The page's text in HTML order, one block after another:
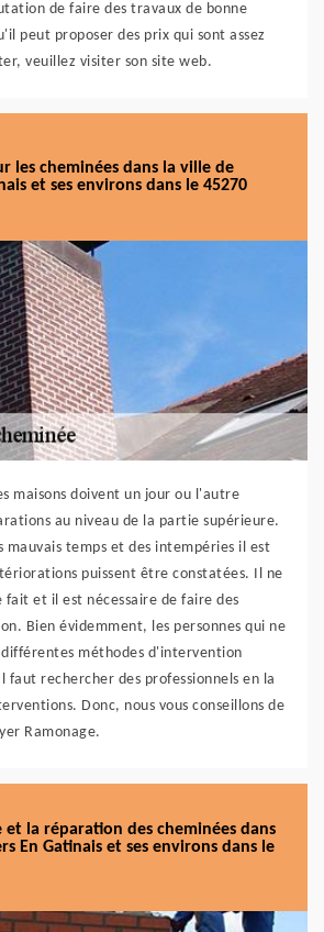
de faire des travaux de bonne
peut proposer des prix qui sont assez
veuillez visiter son site web.
les cheminées dans la ville de
et ses environs dans le 45270
maisons doivent un jour ou l'autre
au niveau de la partie supérieure.
mauvais temps et des intempéries il est
puissent être constatées. Il ne
fait et il est nécessaire de faire des
Bien évidemment, les personnes qui ne
différentes méthodes d'intervention
faut rechercher des professionnels en la
Donc, nous vous conseillons de
Ramonage.
et la réparation des cheminées dans
En Gatinais et ses environs dans le